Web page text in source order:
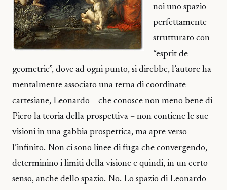
noi uno spazio
perfettamente
strutturato con
“esprit de
geometrie”, dove ad ogni punto, si direbbe, l’autore ha
mentalmente associato una terna di coordinate
cartesiane, Leonardo – che conosce non meno bene di
Piero la teoria della prospettiva – non contiene le sue
visioni in una gabbia prospettica, ma apre verso
l’infinito. Non ci sono linee di fuga che convergendo,
determinino i limiti della visione e quindi, in un certo
senso, anche dello spazio. No. Lo spazio di Leonardo